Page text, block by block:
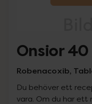
Onsior 40
Robenacoxib,
Du behöver ett
vara. Om du har ett